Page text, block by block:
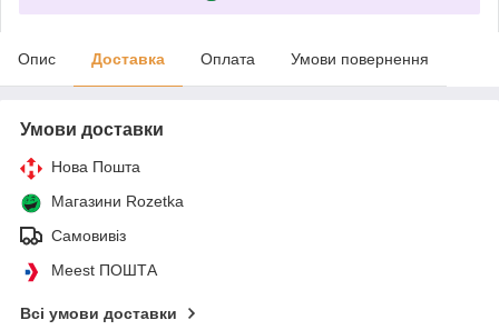
Опис Доставка Оплата Умови повернення
Умови доставки
Нова Пошта
Магазини Rozetka
Самовивіз
Meest ПОШТА
Всі умови доставки